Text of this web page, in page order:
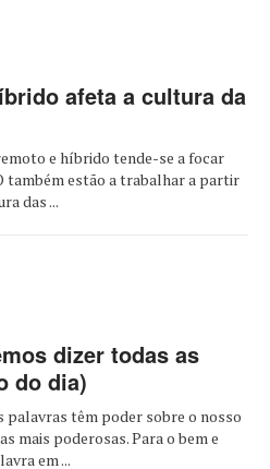
afeta a cultura da
e híbrido tende-se a focar
também estão a trabalhar a partir
das ...
dizer todas as
do dia)
palavras têm poder sobre o nosso
mais poderosas. Para o bem e
em ...